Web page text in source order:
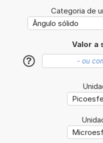
Categoria de
Valor a
?